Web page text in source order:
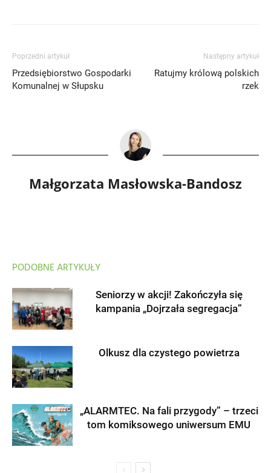
Poprzedni artykuł
Przedsiębiorstwo Gospodarki
Komunalnej w Słupsku
Następny artykuł
Ratujmy królową polskich
rzek
Małgorzata Masłowska-Bandosz
PODOBNE ARTYKUŁY
Seniorzy w akcji! Zakończyła się
kampania „Dojrzała segregacja”
Olkusz dla czystego powietrza
„ALARMTEC. Na fali przygody” – trzeci
tom komiksowego uniwersum EMU